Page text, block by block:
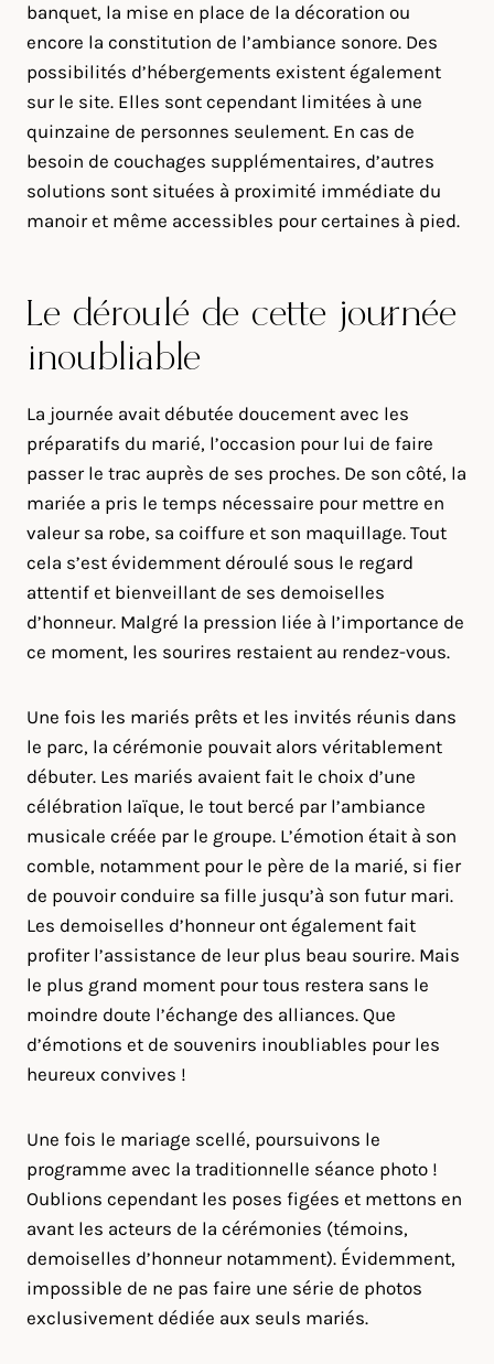
banquet, la mise en place de la décoration ou
encore la constitution de l’ambiance sonore. Des
possibilités d’hébergements existent également
sur le site. Elles sont cependant limitées à une
quinzaine de personnes seulement. En cas de
besoin de couchages supplémentaires, d’autres
solutions sont situées à proximité immédiate du
manoir et même accessibles pour certaines à pied.
Le déroulé de cette journée
inoubliable
La journée avait débutée doucement avec les
préparatifs du marié, l’occasion pour lui de faire
passer le trac auprès de ses proches. De son côté, la
mariée a pris le temps nécessaire pour mettre en
valeur sa robe, sa coiffure et son maquillage. Tout
cela s’est évidemment déroulé sous le regard
attentif et bienveillant de ses demoiselles
d’honneur. Malgré la pression liée à l’importance de
ce moment, les sourires restaient au rendez-vous.
Une fois les mariés prêts et les invités réunis dans
le parc, la cérémonie pouvait alors véritablement
débuter. Les mariés avaient fait le choix d’une
célébration laïque, le tout bercé par l’ambiance
musicale créée par le groupe. L’émotion était à son
comble, notamment pour le père de la marié, si fier
de pouvoir conduire sa fille jusqu’à son futur mari.
Les demoiselles d’honneur ont également fait
profiter l’assistance de leur plus beau sourire. Mais
le plus grand moment pour tous restera sans le
moindre doute l’échange des alliances. Que
d’émotions et de souvenirs inoubliables pour les
heureux convives !
Une fois le mariage scellé, poursuivons le
programme avec la traditionnelle séance photo !
Oublions cependant les poses figées et mettons en
avant les acteurs de la cérémonies (témoins,
demoiselles d’honneur notamment). Évidemment,
impossible de ne pas faire une série de photos
exclusivement dédiée aux seuls mariés.